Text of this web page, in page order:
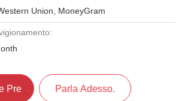
Union, MoneyGram
Ottenga Il Migliore Prezzo Parla Adesso.